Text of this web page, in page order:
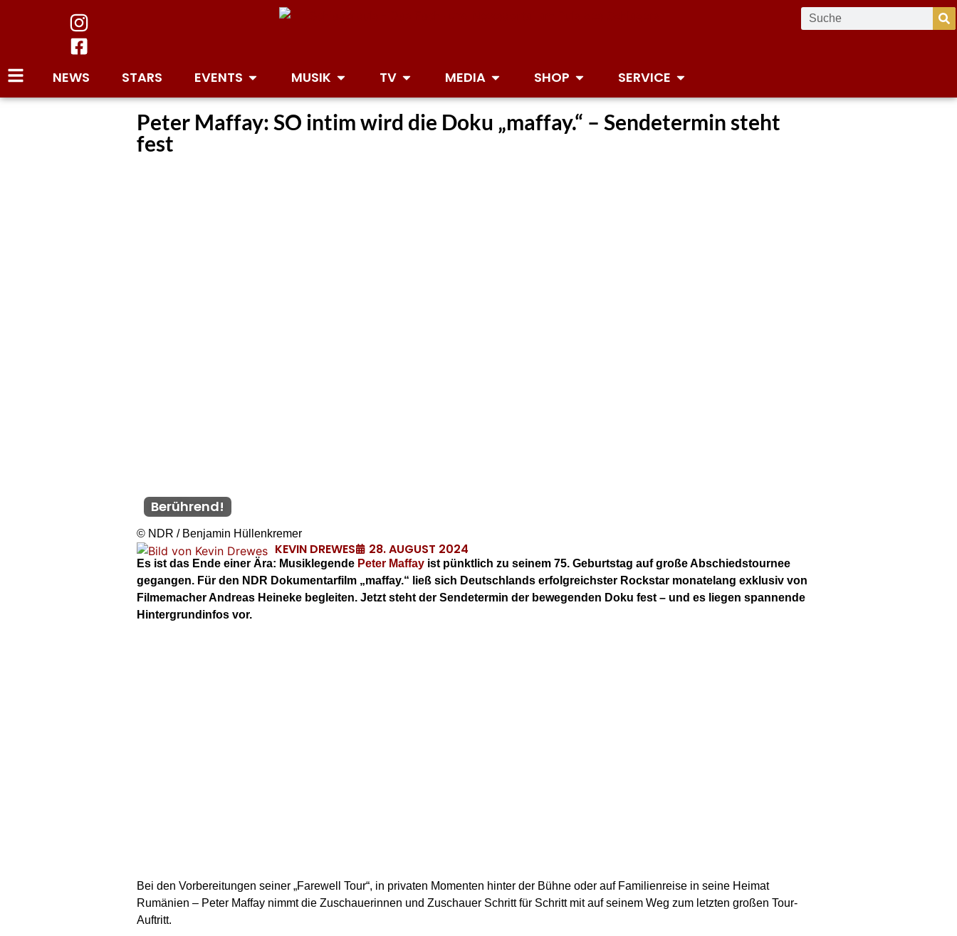
NEWS STARS EVENTS MUSIK TV MEDIA SHOP SERVICE
Peter Maffay: SO intim wird die Doku „maffay.“ – Sendetermin steht
fest
Berührend!
© NDR / Benjamin Hüllenkremer
KEVIN DREWES 28. AUGUST 2024
Es ist das Ende einer Ära: Musiklegende Peter Maffay ist pünktlich zu seinem 75. Geburtstag auf große Abschiedstournee
gegangen. Für den NDR Dokumentarfilm „maffay.“ ließ sich Deutschlands erfolgreichster Rockstar monatelang exklusiv von
Filmemacher Andreas Heineke begleiten. Jetzt steht der Sendetermin der bewegenden Doku fest – und es liegen spannende
Hintergrundinfos vor.
Bei den Vorbereitungen seiner „Farewell Tour“, in privaten Momenten hinter der Bühne oder auf Familienreise in seine Heimat
Rumänien – Peter Maffay nimmt die Zuschauerinnen und Zuschauer Schritt für Schritt mit auf seinem Weg zum letzten großen Tour-
Auftritt.